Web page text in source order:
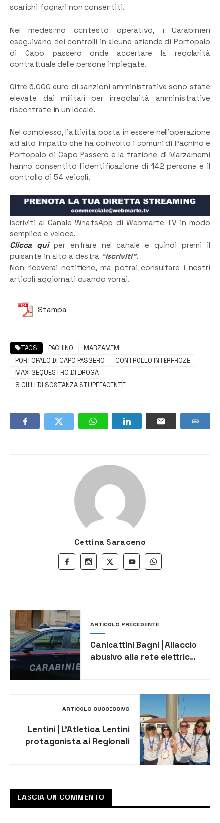
scarichi fognari non consentiti.
Nel medesimo contesto operativo, i Carabinieri
eseguivano dei controlli in alcune aziende di Portopalo
di Capo passero onde accertare la regolarità
contrattuale delle persone impiegate.
Oltre 6.000 euro di sanzioni amministrative sono state
elevate dai militari per irregolarità amministrative
riscontrate in un locale.
Nel complesso, l’attività posta in essere nell’operazione
ad alto impatto che ha coinvolto i comuni di Pachino e
Portopalo di Capo Passero e la frazione di Marzamemi
hanno consentito l’identificazione di 142 persone e il
controllo di 54 veicoli.
Iscriviti al Canale WhatsApp di Webmarte TV in modo
semplice e veloce.
Clicca quiper entrare nel canale e quindi premi il
pulsante in alto a destra “Iscriviti”.
Non riceverai notifiche, ma potrai consultare i nostri
articoli aggiornati quando vorrai.
Stampa
TAGS PACHINO
MARZAMEMI
PORTOPALO DI CAPO PASSERO
CONTROLLO INTERFROZE
MAXI SEQUESTRO DI DROGA
8 CHILI DI SOSTANZA STUPEFACENTE
Cettina Saraceno
ARTICOLO PRECEDENTE
Canicattini Bagni | Allaccio
abusivo alla rete elettrica:
ARTICOLO SUCCESSIVO
Lentini | L’Atletica Lentini
protagonista ai Regionali
LASCIA UN COMMENTO